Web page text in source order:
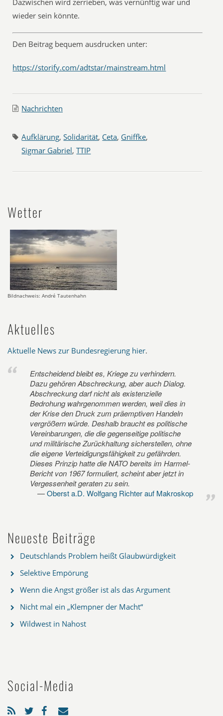
Dazwischen wird zerrieben, was vernünftig war und
wieder sein könnte.
Den Beitrag bequem ausdrucken unter:
https://storify.com/adtstar/mainstream.html
Nachrichten
Aufklärung,Solidarität, Ceta, Gniffke,
Sigmar Gabriel,TTIP
Wetter
Bildnachweis: André Tautenhahn
Aktuelles
Aktuelle News zur Bundesregierung hier.
Entscheidend bleibt es, Kriege zu verhindern.
Dazu gehören Abschreckung, aber auch Dialog.
Abschreckung darf nicht als existenzielle
Bedrohung wahrgenommen werden, weil dies in
der Krise den Druck zum präemptiven Handeln
vergrößern würde. Deshalb braucht es politische
Vereinbarungen, die die gegenseitige politische
und militärische Zurückhaltung sicherstellen, ohne
die eigene Verteidigungsfähigkeit zu gefährden.
Dieses Prinzip hatte die NATO bereits im Harmel-
Bericht von 1967 formuliert, scheint aber jetzt in
Vergessenheit geraten zu sein.
Oberst a.D. Wolfgang Richter auf Makroskop
Neueste Beiträge
Deutschlands Problem heißt Glaubwürdigkeit
Selektive Empörung
Wenn die Angst größer ist als das Argument
Nicht mal ein „Klempner der Macht“
Wildwest in Nahost
Social-Media